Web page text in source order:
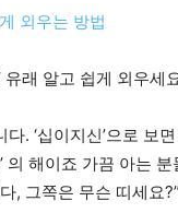
외우는 방법
유래 알고 쉽게 외우세
. ‘십이지신’으로 보
의 해이죠 가끔 아는
, 그쪽은 무슨 띠세요